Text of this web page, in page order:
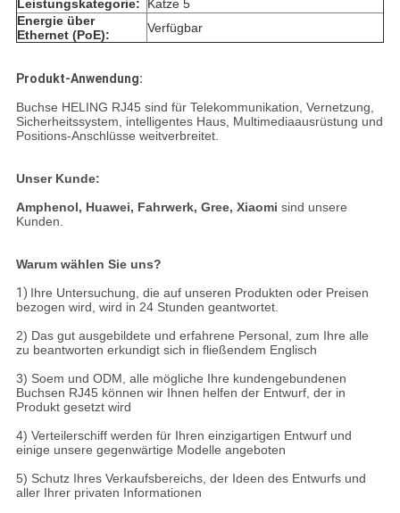
Leistungskategorie:
Katze 5
Energie über
Ethernet (PoE):
Verfügbar
Produkt-Anwendung:
Buchse HELING RJ45 sind für Telekommunikation, Vernetzung,
Sicherheitssystem, intelligentes Haus, Multimediaausrüstung und
Positions-Anschlüsse weitverbreitet.
Unser Kunde:
Amphenol, Huawei, Fahrwerk, Gree, Xiaomi sind unsere
Kunden.
Warum wählen Sie uns?
1) Ihre Untersuchung, die auf unseren Produkten oder Preisen
bezogen wird, wird in 24 Stunden geantwortet.
2) Das gut ausgebildete und erfahrene Personal, zum Ihre alle
zu beantworten erkundigt sich in fließendem Englisch
3) Soem und ODM, alle mögliche Ihre kundengebundenen
Buchsen RJ45 können wir Ihnen helfen der Entwurf, der in
Produkt gesetzt wird
4) Verteilerschiff werden für Ihren einzigartigen Entwurf und
einige unsere gegenwärtige Modelle angeboten
5) Schutz Ihres Verkaufsbereichs, der Ideen des Entwurfs und
aller Ihrer privaten Informationen